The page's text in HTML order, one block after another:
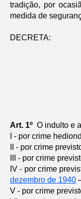
tradição, por
medida de
DECRETA:
Art. 1º O indulto e
I - por crime
II - por crime
III - por crime
IV - por crime
dezembro de 1940
V - por crime